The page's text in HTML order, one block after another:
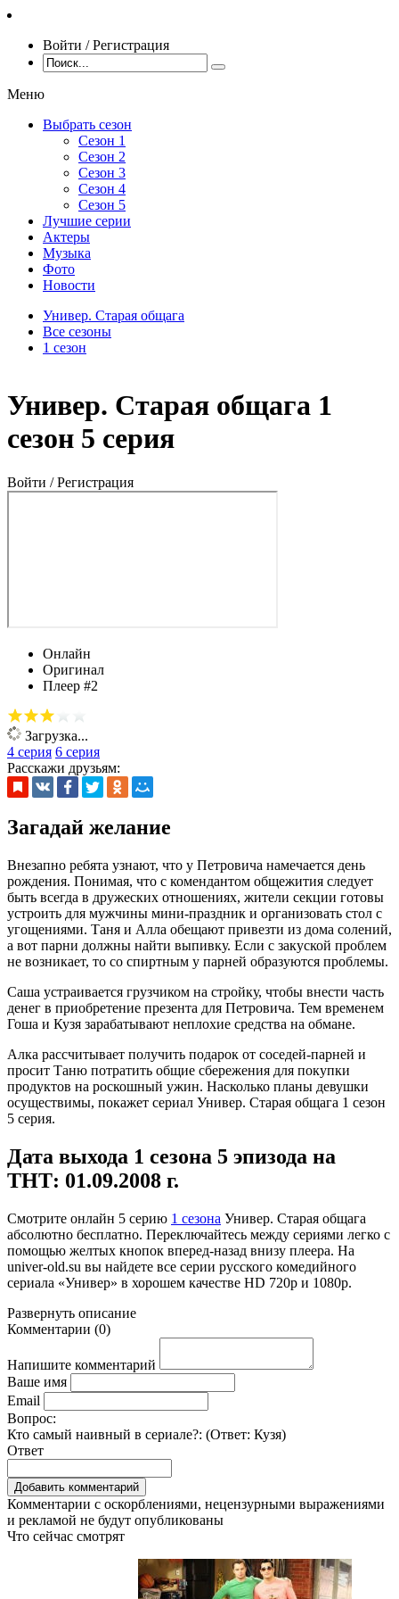
Войти / Регистрация
Меню
Выбрать сезон
Сезон 1
Сезон 2
Сезон 3
Сезон 4
Сезон 5
Лучшие серии
Актеры
Музыка
Фото
Новости
Универ. Старая общага
Все сезоны
1 сезон
Универ. Старая общага 1
сезон 5 серия
Войти / Регистрация
Онлайн
Оригинал
Плеер #2
Загрузка...
4 серия 6 серия
Расскажи друзьям:
Загадай желание
Внезапно ребята узнают, что у Петровича намечается день
рождения. Понимая, что с комендантом общежития следует
быть всегда в дружеских отношениях, жители секции готовы
устроить для мужчины мини-праздник и организовать стол с
угощениями. Таня и Алла обещают привезти из дома солений,
а вот парни должны найти выпивку. Если с закуской проблем
не возникает, то со спиртным у парней образуются проблемы.
Саша устраивается грузчиком на стройку, чтобы внести часть
денег в приобретение презента для Петровича. Тем временем
Гоша и Кузя зарабатывают неплохие средства на обмане.
Алка рассчитывает получить подарок от соседей-парней и
просит Таню потратить общие сбережения для покупки
продуктов на роскошный ужин. Насколько планы девушки
осуществимы, покажет сериал Универ. Старая общага 1 сезон
5 серия.
Дата выхода 1 сезона 5 эпизода на
ТНТ: 01.09.2008 г.
Смотрите онлайн 5 серию 1 сезона Универ. Старая общага
абсолютно бесплатно. Переключайтесь между сериями легко с
помощью желтых кнопок вперед-назад внизу плеера. На
univer-old.su вы найдете все серии русского комедийного
сериала «Универ» в хорошем качестве HD 720p и 1080p.
Развернуть описание
Комментарии (0)
Напишите комментарий
Ваше имя
Email
Вопрос:
Кто самый наивный в сериале?: (Ответ: Кузя)
Ответ
Комментарии с оскорблениями, нецензурными выражениями
и рекламой не будут опубликованы
Что сейчас смотрят